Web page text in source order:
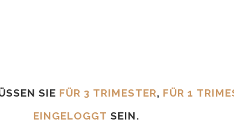
SIE FÜR 3 TRIMESTER, FÜR 1
EINGELOGGT SEIN.